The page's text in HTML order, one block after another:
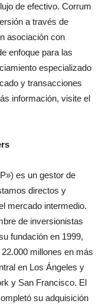
de efectivo. Corrum
a través de
asociación con
enfoque para las
especializado
y transacciones
información, visite el
es un gestor de
directos y
mercado intermedio.
de inversionistas
fundación en 1999,
millones en más
en Los Ángeles y
y San Francisco. El
su adquisición